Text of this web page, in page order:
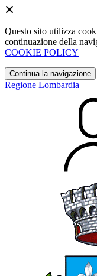
Questo sito utilizza
continuazione della
COOKIE POLICY
Continua la navigazione
Regione Lombardia